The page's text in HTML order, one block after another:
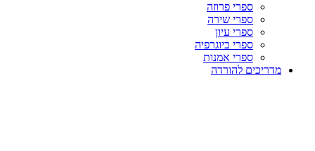
ספרי פרוזה
ספרי שירה
ספרי עיון
ספרי ביוגרפיה
ספרי אמנות
מדריכים להורדה